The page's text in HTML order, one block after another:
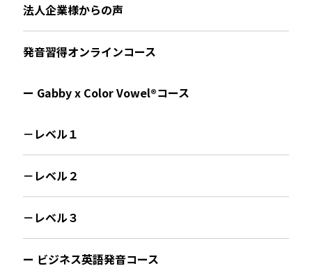
法人企業様からの声
発音習得オンラインコース
ー Gabby x Color Vowel®︎コース
－レベル１
－レベル２
－レベル３
ー ビジネス英語発音コース